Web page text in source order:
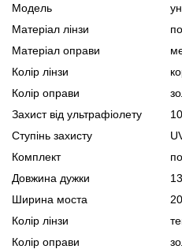
Модель
Матеріал лінзи
Матеріал оправи
Колір лінзи
Колір оправи
Захист від ультрафіолету
Ступінь захисту
Комплект
Довжина дужки
Ширина моста
Колір лінзи
Колір оправи